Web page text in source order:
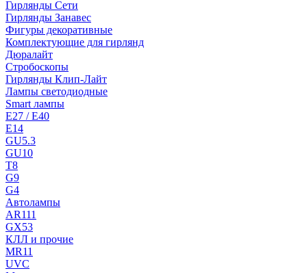
Гирлянды Сети
Гирлянды Занавес
Фигуры декоративные
Комплектующие для гирлянд
Дюралайт
Стробоскопы
Гирлянды Клип-Лайт
Лампы светодиодные
Smart лампы
E27 / E40
E14
GU5.3
GU10
T8
G9
G4
Автолампы
AR111
GX53
КЛЛ и прочие
MR11
UVC